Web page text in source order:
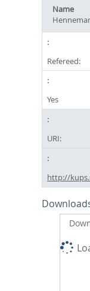
Name
Refereed:
Yes
URI:
http://